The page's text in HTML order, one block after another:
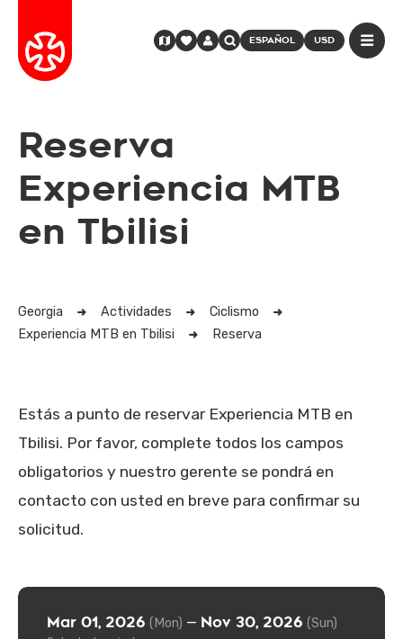
ESPAÑOL USD
Reserva
Experiencia MTB
en Tbilisi
Georgia Actividades
Ciclismo
Experiencia MTB en Tbilisi
Reserva
Estás a punto de reservar Experiencia MTB en
Tbilisi. Por favor, complete todos los campos
obligatorios y nuestro gerente se pondrá en
contacto con usted en breve para confirmar su
solicitud.
Mar 01, 2026 (Mon) — Nov 30, 2026 (Sun)